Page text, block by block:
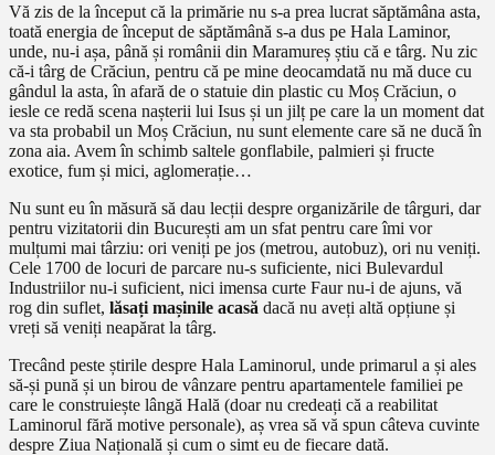
Vă zis de la început că la primărie nu s-a prea lucrat săptămâna asta,
toată energia de început de săptămână s-a dus pe Hala Laminor,
unde, nu-i așa, până și românii din Maramureș știu că e târg. Nu zic
că-i târg de Crăciun, pentru că pe mine deocamdată nu mă duce cu
gândul la asta, în afară de o statuie din plastic cu Moș Crăciun, o
iesle ce redă scena nașterii lui Isus și un jilț pe care la un moment dat
va sta probabil un Moș Crăciun, nu sunt elemente care să ne ducă în
zona aia. Avem în schimb saltele gonflabile, palmieri și fructe
exotice, fum și mici, aglomerație…
Nu sunt eu în măsură să dau lecții despre organizările de târguri, dar
pentru vizitatorii din București am un sfat pentru care îmi vor
mulțumi mai târziu: ori veniți pe jos (metrou, autobuz), ori nu veniți.
Cele 1700 de locuri de parcare nu-s suficiente, nici Bulevardul
Industriilor nu-i suficient, nici imensa curte Faur nu-i de ajuns, vă
rog din suflet, lăsați mașinile acasă dacă nu aveți altă opțiune și
vreți să veniți neapărat la târg.
Trecând peste știrile despre Hala Laminorul, unde primarul a și ales
să-și pună și un birou de vânzare pentru apartamentele familiei pe
care le construiește lângă Hală (doar nu credeați că a reabilitat
Laminorul fără motive personale), aș vrea să vă spun câteva cuvinte
despre Ziua Națională și cum o simt eu de fiecare dată.